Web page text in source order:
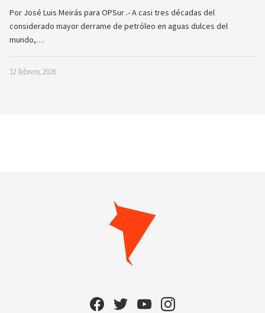
Por José Luis Meirás para OPSur .- A casi tres décadas del
considerado mayor derrame de petróleo en aguas dulces del
mundo,…
12 febrero, 2026